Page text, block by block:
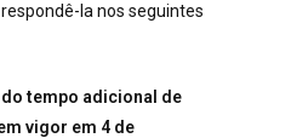
la nos seguintes
tempo adicional de
vigor em 4 de